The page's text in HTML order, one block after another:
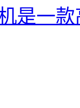
是一